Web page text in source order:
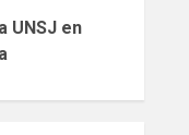
UNSJ en